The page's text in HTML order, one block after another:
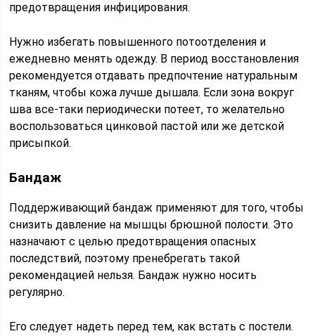
предотвращения инфицирования.
Нужно избегать повышенного потоотделения и
ежедневно менять одежду. В период восстановления
рекомендуется отдавать предпочтение натуральным
тканям, чтобы кожа лучше дышала. Если зона вокруг
шва все-таки периодически потеет, то желательно
воспользоваться цинковой пастой или же детской
присыпкой.
Бандаж
Поддерживающий бандаж применяют для того, чтобы
снизить давление на мышцы брюшной полости. Это
назначают с целью предотвращения опасных
последствий, поэтому пренебрегать такой
рекомендацией нельзя. Бандаж нужно носить
регулярно.
Его следует надеть перед тем, как встать с постели.